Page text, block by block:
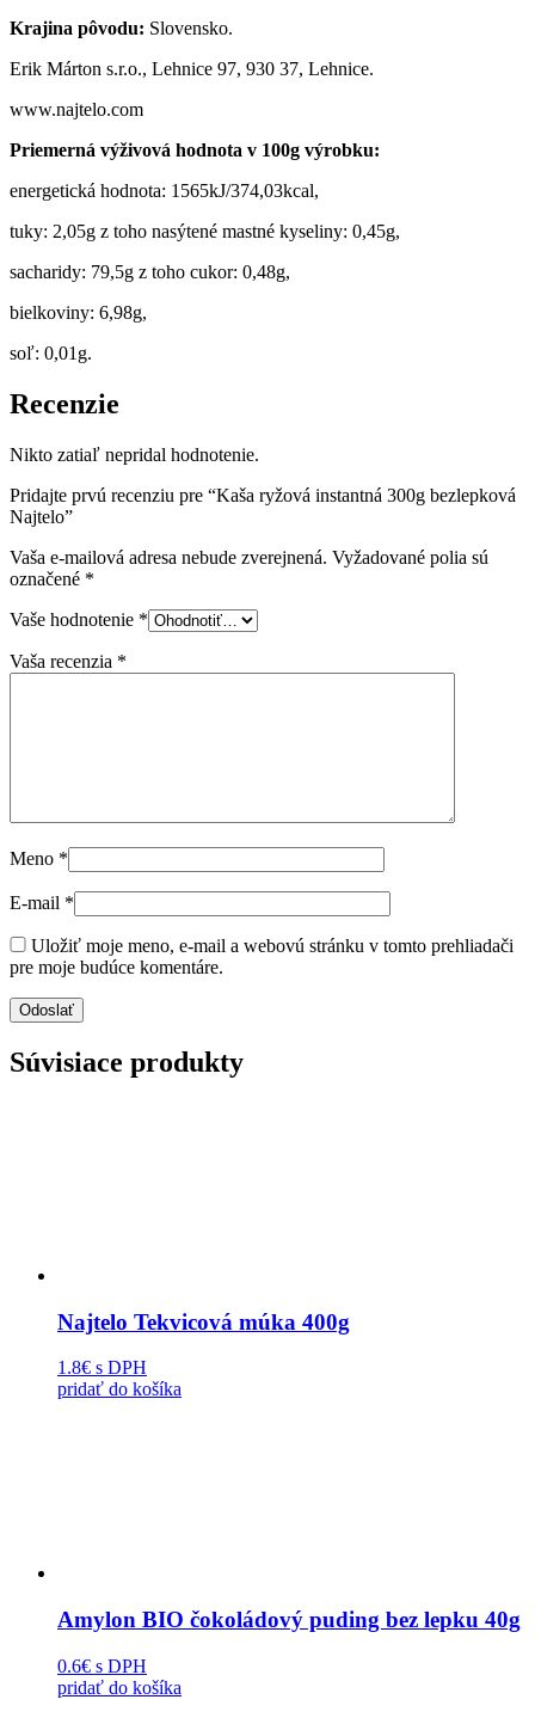
Krajina pôvodu: Slovensko.
Erik Márton s.r.o., Lehnice 97, 930 37, Lehnice.
www.najtelo.com
Priemerná výživová hodnota v 100g výrobku:
energetická hodnota: 1565kJ/374,03kcal,
tuky: 2,05g z toho nasýtené mastné kyseliny: 0,45g,
sacharidy: 79,5g z toho cukor: 0,48g,
bielkoviny: 6,98g,
soľ: 0,01g.
Recenzie
Nikto zatiaľ nepridal hodnotenie.
Pridajte prvú recenziu pre “Kaša ryžová instantná 300g bezlepková
Najtelo”
Vaša e-mailová adresa nebude zverejnená. Vyžadované polia sú
označené *
Vaše hodnotenie *
Vaša recenzia *
Meno *
E-mail *
Uložiť moje meno, e-mail a webovú stránku v tomto prehliadači
pre moje budúce komentáre.
Súvisiace produkty
Najtelo Tekvicová múka 400g
1.8€ s DPH
pridať do košíka
Amylon BIO čokoládový puding bez lepku 40g
0.6€ s DPH
pridať do košíka